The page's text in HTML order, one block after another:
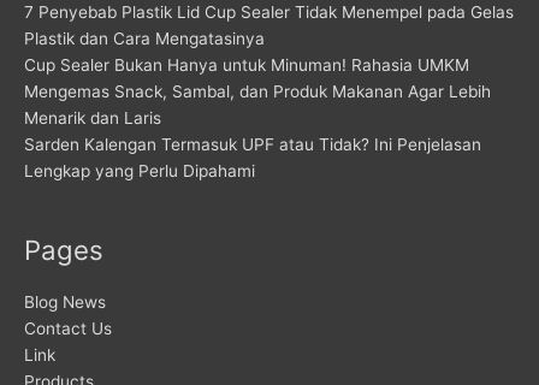
7 Penyebab Plastik Lid Cup Sealer Tidak Menempel pada Gelas
Plastik dan Cara Mengatasinya
Cup Sealer Bukan Hanya untuk Minuman! Rahasia UMKM
Mengemas Snack, Sambal, dan Produk Makanan Agar Lebih
Menarik dan Laris
Sarden Kalengan Termasuk UPF atau Tidak? Ini Penjelasan
Lengkap yang Perlu Dipahami
Pages
Blog News
Contact Us
Link
Products